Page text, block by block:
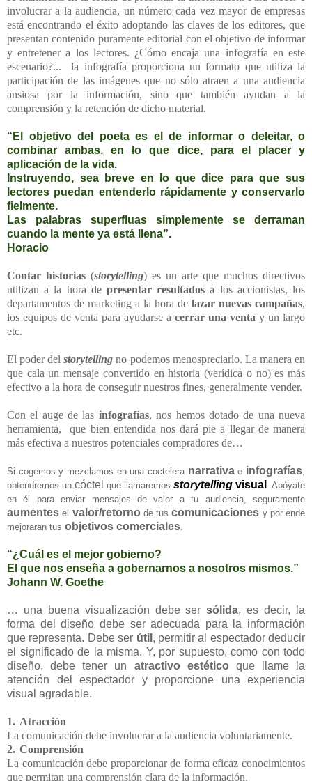
involucrar a la audiencia, un número cada vez mayor de empresas
está encontrando el éxito adoptando las claves de los editores, que
presentan contenido puramente editorial con el objetivo de informar
y entretener a los lectores. ¿Cómo encaja una infografía en este
escenario?... la infografía proporciona un formato que utiliza la
participación de las imágenes que no sólo atraen a una audiencia
ansiosa por la información, sino que también ayudan a la
comprensión y la retención de dicho material.
“El objetivo del poeta es el de informar o deleitar, o
combinar ambas, en lo que dice, para el placer y
aplicación de la vida.
Instruyendo, sea breve en lo que dice para que sus
lectores puedan entenderlo rápidamente y conservarlo
fielmente.
Las palabras superfluas simplemente se derraman
cuando la mente ya está llena”.
Horacio
Contar historias (storytelling) es un arte que muchos directivos
utilizan a la hora de presentar resultados a los accionistas, los
departamentos de marketing a la hora de lazar nuevas campañas,
los equipos de venta para ayudarse a cerrar una venta y un largo
etc.
El poder delstorytelling no podemos menospreciarlo. La manera en
que cala un mensaje convertido en historia (verídica o no) es más
efectivo a la hora de conseguir nuestros fines, generalmente vender.
Con el auge de las infografías, nos hemos dotado de una nueva
herramienta, que bien entendida nos dará pie a llegar de manera
más efectiva a nuestros potenciales compradores de…
Si cogemos y mezclamos en una coctelera narrativae infografías
obtendremos un cóctel que llamaremos storytelling visual
. Apóyate
en él para enviar mensajes de valor a tu audiencia, seguramente
aumentes el valor/retorno de tuscomunicaciones y por ende
mejoraran tus objetivos comerciales
“¿Cuál es el mejor gobierno?
El que nos enseña a gobernarnos a nosotros mismos.”
Johann W. Goethe
… una buena visualización debe sersólida, es decir, la
forma del diseño debe ser adecuada para la información
que representa. Debe ser útil , permitir al espectador deducir
el significado de la misma. Y, por supuesto, como con todo
diseño, debe tener un atractivo estético que llame la
atención del espectador y proporcione una experiencia
visual agradable.
1. Atracción
La comunicación debe involucrar a la audiencia voluntariamente.
2. Comprensión
La comunicación debe proporcionar de forma eficaz conocimientos
que permitan una comprensión clara de la información.